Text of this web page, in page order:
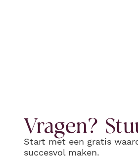
Vragen?
Start met een gratis
succesvol maken.